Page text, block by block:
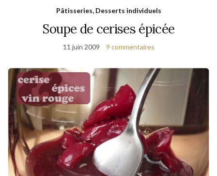
Pâtisseries, Desserts individuels
Soupe de cerises épicée
11 juin 2009 9 commentaires